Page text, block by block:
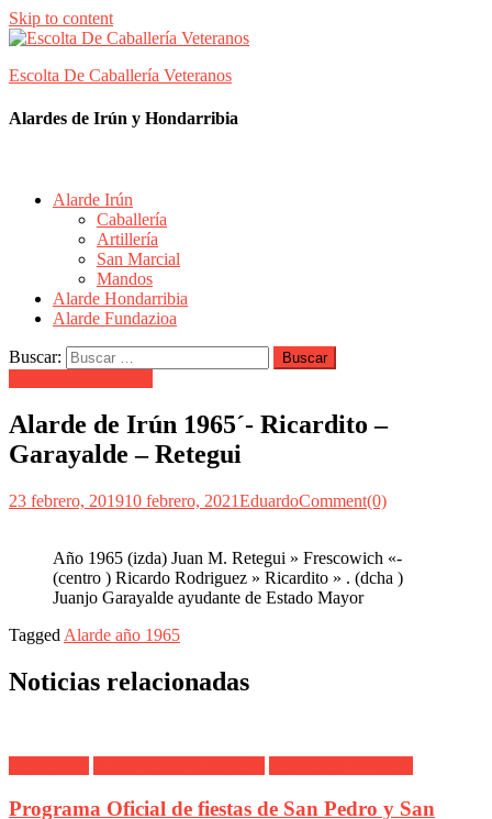
Skip to content
Escolta De Caballería Veteranos
Alardes de Irún y Hondarribia
Alarde Irún
Caballería
Artillería
San Marcial
Mandos
Alarde Hondarribia
Alarde Fundazioa
Buscar:
Alarde de Irún 1965´- Ricardito –
Garayalde – Retegui
23 febrero, 201910 febrero, 2021EduardoComment(0)
Año 1965 (izda) Juan M. Retegui » Frescowich «-
(centro ) Ricardo Rodriguez » Ricardito » . (dcha )
Juanjo Garayalde ayudante de Estado Mayor
Tagged Alarde año 1965
Noticias relacionadas
Programa Oficial de fiestas de San Pedro y San